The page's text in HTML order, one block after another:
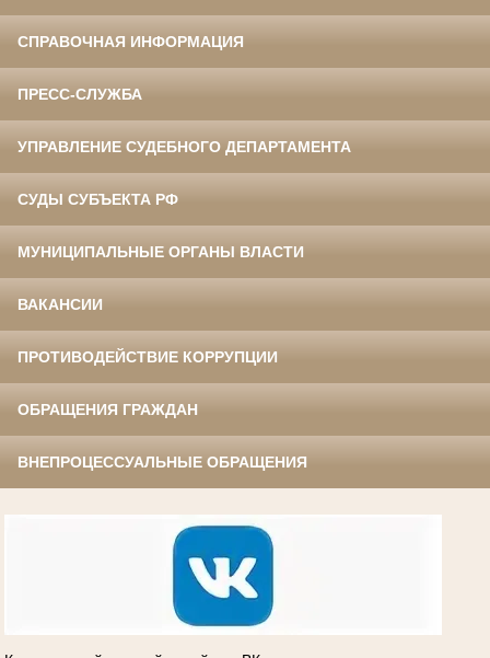
СПРАВОЧНАЯ ИНФОРМАЦИЯ
ПРЕСС-СЛУЖБА
УПРАВЛЕНИЕ СУДЕБНОГО ДЕПАРТАМЕНТА
СУДЫ СУБЪЕКТА РФ
МУНИЦИПАЛЬНЫЕ ОРГАНЫ ВЛАСТИ
ВАКАНСИИ
ПРОТИВОДЕЙСТВИЕ КОРРУПЦИИ
ОБРАЩЕНИЯ ГРАЖДАН
ВНЕПРОЦЕССУАЛЬНЫЕ ОБРАЩЕНИЯ